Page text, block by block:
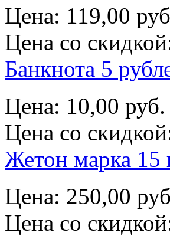
Цена: 119,00
Цена со
Банкнота 5
Цена: 10,00 руб.
Цена со
Жетон марка 15
Цена: 250,00
Цена со